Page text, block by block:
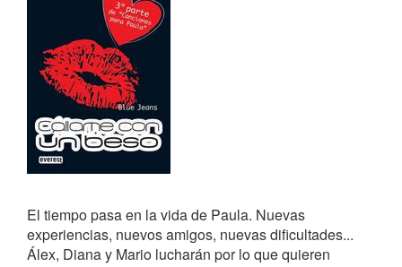
El tiempo pasa en la vida de Paula. Nuevas
experiencias, nuevos amigos, nuevas dificultades...
Álex, Diana y Mario lucharán por lo que quieren